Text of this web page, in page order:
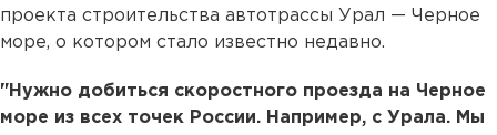
проекта строительства автотрассы Урал — Черное
море, о котором стало известно недавно.
"Нужно добиться скоростного проезда на Черное
море из всех точек России. Например, с Урала. Мы